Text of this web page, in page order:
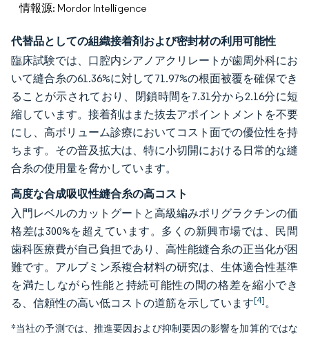
情報源: Mordor Intelligence
代替品としての組織接着剤および密封材の利用可能性
臨床試験では、口腔内シアノアクリレートが歯周外科にお
いて縫合糸の61.36%に対して71.97%の根面被覆を確保でき
ることが示されており、閉鎖時間を7.31分から2.16分に短
縮しています。接着剤はまた抜去アポイントメントを不要
にし、高ボリューム診療においてコスト面での優位性を持
ちます。その普及拡大は、特に小切開における日常的な縫
合糸の使用量を脅かしています。
高度な合成吸収性縫合糸の高コスト
入門レベルのカットグートと高級編みポリグラクチンの価
格差は300%を超えています。多くの新興市場では、民間
歯科医療費が自己負担であり、高性能縫合糸の正当化が困
難です。アルブミン系複合材料の研究は、生体適合性基準
を満たしながら性能と持続可能性の間の格差を縮小でき
る、信頼性の高い低コストの道筋を示しています[4]。
*当社の予測では、推進要因および抑制要因の影響を加算的ではな